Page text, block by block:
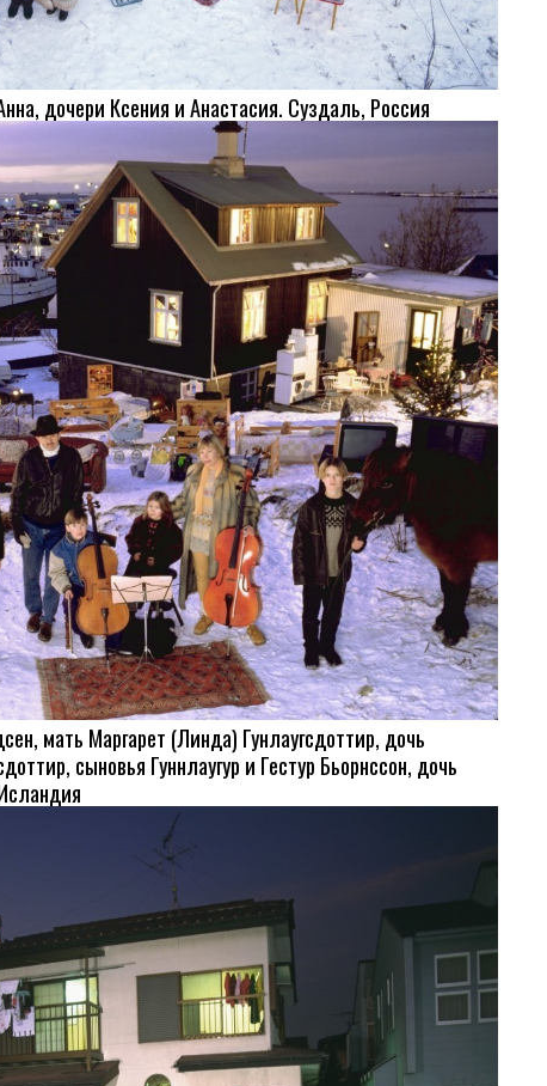
дочери Ксения и Анастасия. Суздаль, Россия
мать Маргарет (Линда) Гунлаугсдоттир, дочь
сыновья Гуннлаугур и Гестур Бьорнссон, дочь